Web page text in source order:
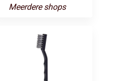
Meerdere shops